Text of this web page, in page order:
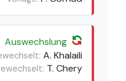
Auswechslung
A. Khalaili
T. Chery